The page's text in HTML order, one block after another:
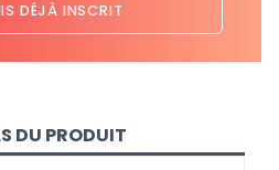
DÉJÀ INSCRIT
DU PRODUIT